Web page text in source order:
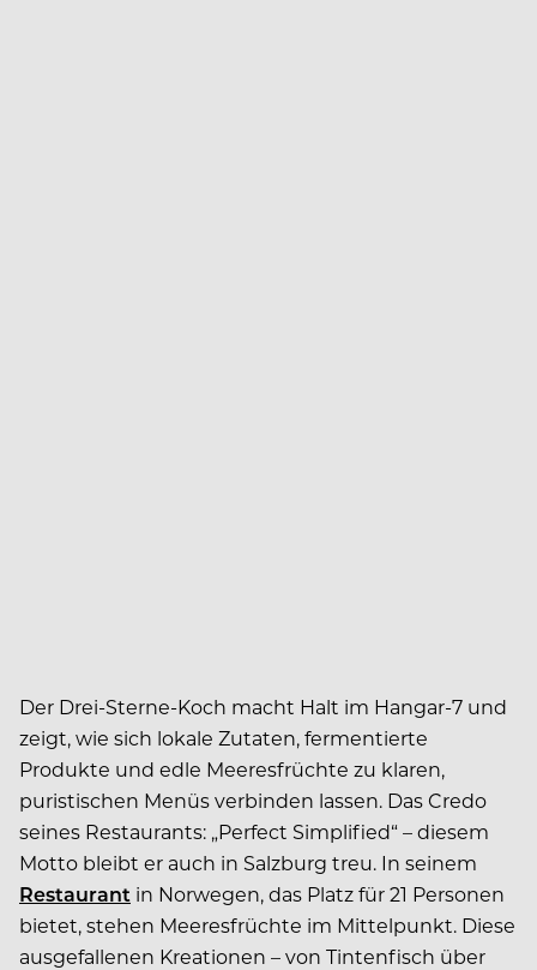
Der Drei-Sterne-Koch macht Halt im Hangar-7 und
zeigt, wie sich lokale Zutaten, fermentierte
Produkte und edle Meeresfrüchte zu klaren,
puristischen Menüs verbinden lassen. Das Credo
seines Restaurants: „Perfect Simplified“ – diesem
Motto bleibt er auch in Salzburg treu. In seinem
Restaurant in Norwegen, das Platz für 21 Personen
bietet, stehen Meeresfrüchte im Mittelpunkt. Diese
ausgefallenen Kreationen – von Tintenfisch über